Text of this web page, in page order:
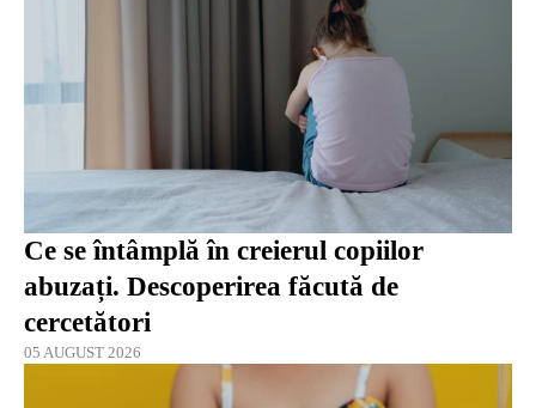
Ce se întâmplă în creierul copiilor
abuzați. Descoperirea făcută de
cercetători
05 AUGUST 2026